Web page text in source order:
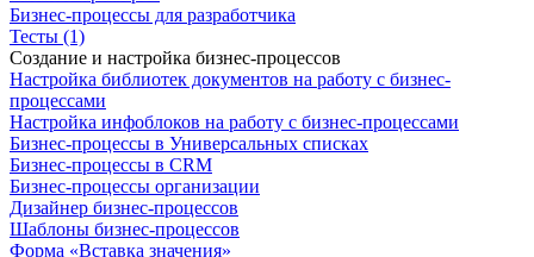
Бизнес-процессы для разработчика
Тесты (1)
Создание и настройка бизнес-процессов
Настройка библиотек документов на работу с бизнес-
процессами
Настройка инфоблоков на работу с бизнес-процессами
Бизнес-процессы в Универсальных списках
Бизнес-процессы в CRM
Бизнес-процессы организации
Дизайнер бизнес-процессов
Шаблоны бизнес-процессов
Форма «Вставка значения»